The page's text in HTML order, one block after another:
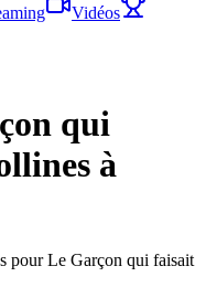
Vidéos
qui
à
pour Le Garçon qui faisait